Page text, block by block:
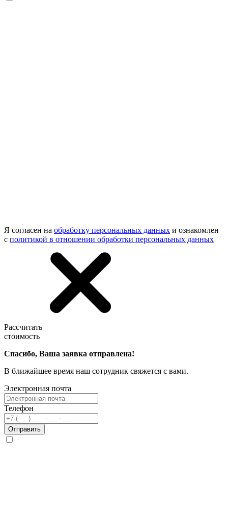
Я согласен на обработку персональных данных и ознакомлен
с политикой в отношении обработки персональных данных
Рассчитать
стоимость
Спасибо, Ваша заявка отправлена!
В ближайшее время наш сотрудник свяжется с вами.
Электронная почта
Телефон
Отправить